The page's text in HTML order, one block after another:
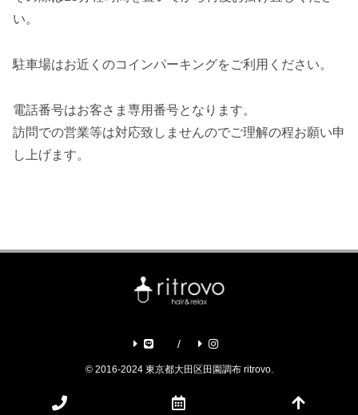
い。
駐車場はお近くのコインパーキングをご利用ください。
電話番号はお客さま専用番号となります。
訪問での営業等は対応致しませんのでご理解の程お願い申
し上げます。
© 2016-2024 東京都大田区田園調布 ritrovo.